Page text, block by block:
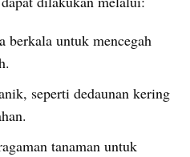
berkala untuk mencegah
seperti dedaunan kering
tanaman untuk